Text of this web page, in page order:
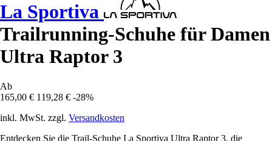
La Sportiva
Trailrunning-Schuhe für Damen
Ultra Raptor 3
Ab
165,00 € 119,28 € -28%
inkl. MwSt. zzgl. Versandkosten
Entdecken Sie die Trail-Schuhe La Sportiva Ultra Raptor 3, die